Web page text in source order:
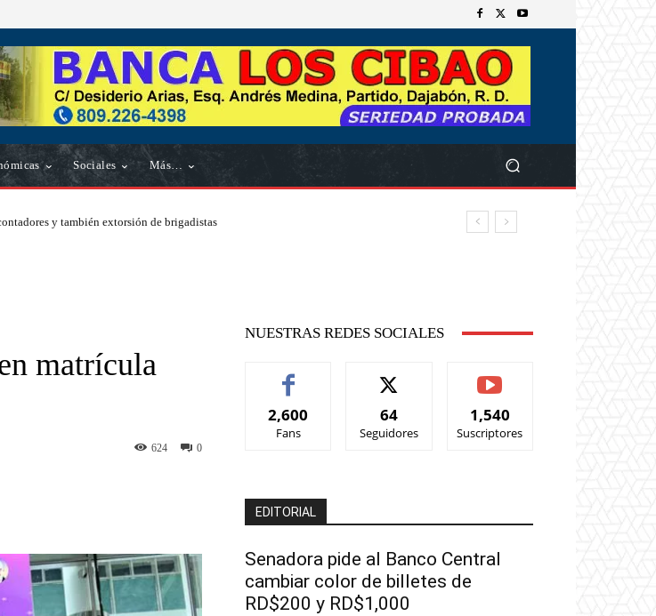
Sociales Más…
y también extorsión de brigadistas
matrícula
0
624
NUESTRAS REDES SOCIALES
2,600
Fans
64
Seguidores
1,540
Suscriptores
EDITORIAL
Senadora pide al Banco Central
cambiar color de billetes de
RD$200 y RD$1,000